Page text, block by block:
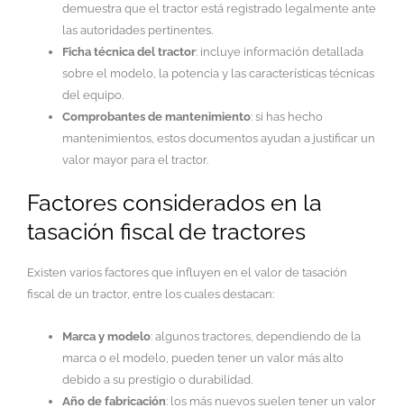
demuestra que el tractor está registrado legalmente ante
las autoridades pertinentes.
Ficha técnica del tractor: incluye información detallada
sobre el modelo, la potencia y las características técnicas
del equipo.
Comprobantes de mantenimiento: si has hecho
mantenimientos, estos documentos ayudan a justificar un
valor mayor para el tractor.
Factores considerados en la
tasación fiscal de tractores
Existen varios factores que influyen en el valor de tasación
fiscal de un tractor, entre los cuales destacan:
Marca y modelo: algunos tractores, dependiendo de la
marca o el modelo, pueden tener un valor más alto
debido a su prestigio o durabilidad.
Año de fabricación: los más nuevos suelen tener un valor